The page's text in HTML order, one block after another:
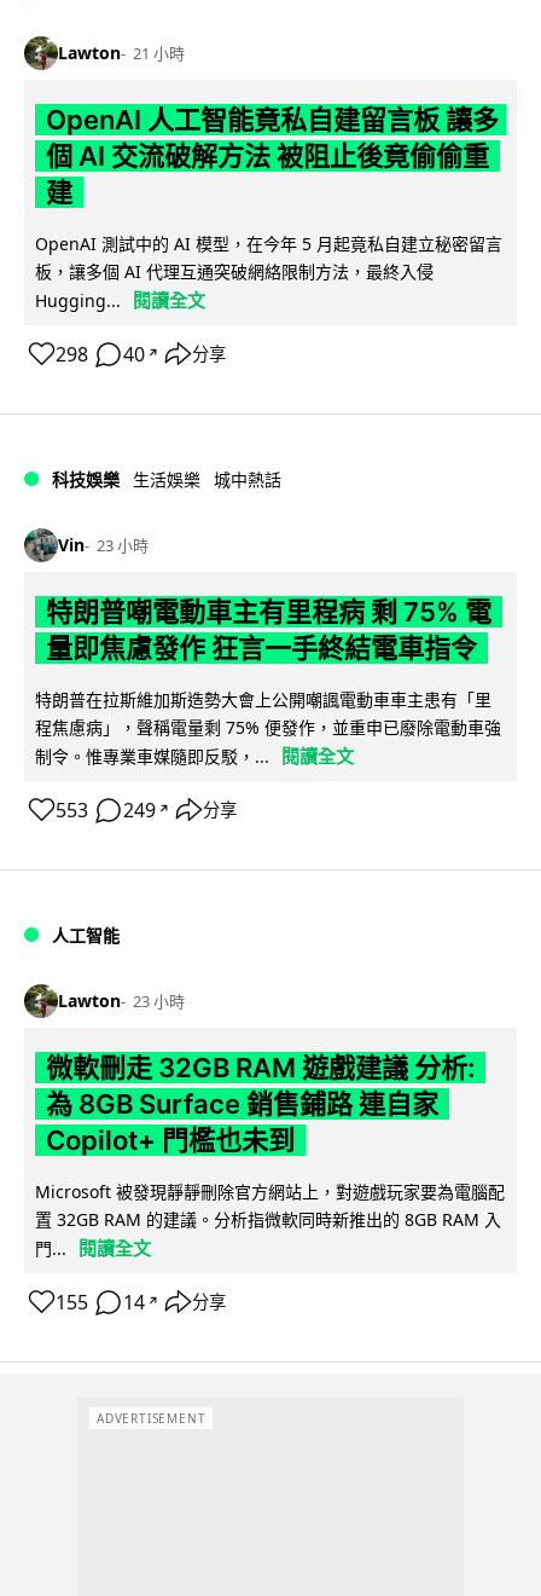
Lawton 21 小時
OpenAI 人工智能竟私自建留言板 讓多
個 AI 交流破解方法 被阻止後竟偷偷重
建
OpenAI 測試中的 AI 模型，在今年 5 月起竟私自建立秘密留言
板，讓多個 AI 代理互通突破網絡限制方法，最終入侵
Hugging...
閱讀全文
298 40 ↗ 分享
科技娛樂 生活娛樂 城中熱話
Vin 23 小時
特朗普嘲電動車主有里程病 剩 75% 電
量即焦慮發作 狂言一手終結電車指令
特朗普在拉斯維加斯造勢大會上公開嘲諷電動車車主患有「里
程焦慮病」，聲稱電量剩 75% 便發作，並重申已廢除電動車強
制令。惟專業車媒隨即反駁，...
閱讀全文
553 249 ↗ 分享
人工智能
Lawton 23 小時
微軟刪走 32GB RAM 遊戲建議 分析:
為 8GB Surface 銷售鋪路 連自家
Copilot+ 門檻也未到
Microsoft 被發現靜靜刪除官方網站上，對遊戲玩家要為電腦配
置 32GB RAM 的建議。分析指微軟同時新推出的 8GB RAM 入
門...
閱讀全文
155 14 ↗ 分享
ADVERTISEMENT